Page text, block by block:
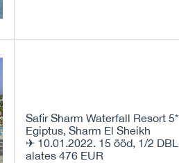
Safir Sharm Waterfall Resort 5*
Egiptus, Sharm El Sheikh
✈ 10.01.2022. 15 ööd, 1/2 DBL
alates 476 EUR